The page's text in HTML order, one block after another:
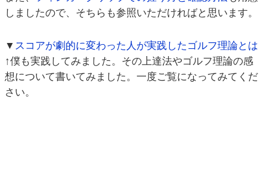
しましたので、そちらも参照いただければと思います。
▼ スコアが劇的に変わった人が実践したゴルフ理論とは
↑僕も実践してみました。その上達法やゴルフ理論の感
想について書いてみました。一度ご覧になってみてくだ
さい。